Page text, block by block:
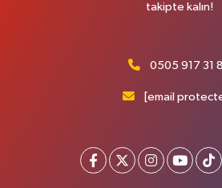
takipte kalın!
0505 917 31
[email